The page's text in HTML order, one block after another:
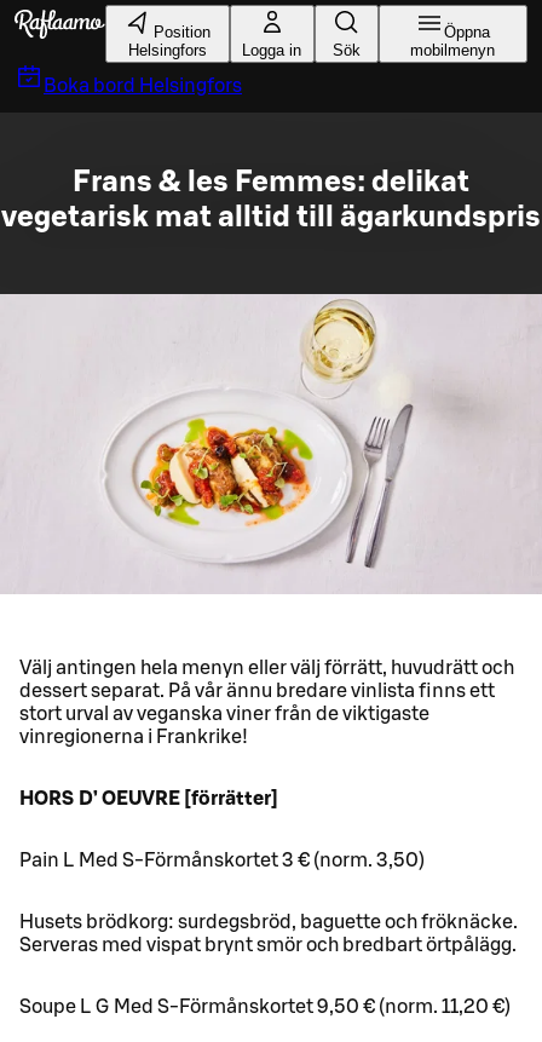
Gå till huvudinnehållet
Position
Helsingfors
Logga in Sök
Öppna
mobilmenyn
Boka bord Helsingfors
Frans & les Femmes: delikat
vegetarisk mat alltid till ägarkundspris
Välj antingen hela menyn eller välj förrätt, huvudrätt och
dessert separat. På vår ännu bredare vinlista finns ett
stort urval av veganska viner från de viktigaste
vinregionerna i Frankrike!
HORS D’ OEUVRE [förrätter]
Pain L Med S-Förmånskortet 3 € (norm. 3,50)
Husets brödkorg: surdegsbröd, baguette och fröknäcke.
Serveras med vispat brynt smör och bredbart örtpålägg.
Soupe L G Med S-Förmånskortet 9,50 € (norm. 11,20 €)